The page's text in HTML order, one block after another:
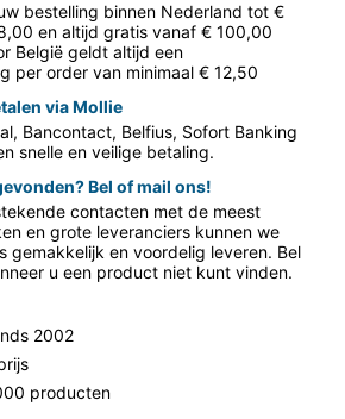
bestelling binnen Nederland tot €
en altijd gratis vanaf € 100,00
België geldt altijd een
per order van minimaal € 12,50
via Mollie
Bancontact, Belfius, Sofort Banking
snelle en veilige betaling.
Bel of mail ons!
contacten met de meest
en grote leveranciers kunnen we
gemakkelijk en voordelig leveren. Bel
u een product niet kunt vinden.
2002
producten